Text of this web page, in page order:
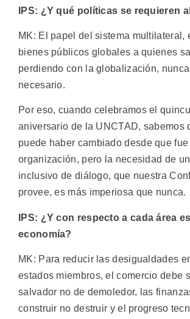
IPS: ¿Y qué políticas se requieren
MK: El papel del sistema multilateral,
bienes públicos globales a quienes
perdiendo con la globalización,
necesario.
Por eso, cuando celebramos el
aniversario de la UNCTAD, sabemos
puede haber cambiado desde que
organización, pero la necesidad de
inclusivo de diálogo, que nuestra
provee, es más imperiosa que nunca.
IPS: ¿Y con respecto a cada área
economía?
MK: Para reducir las desigualdades
estados miembros, el comercio debe
salvador no de demoledor, las
construir no destruir y el progreso